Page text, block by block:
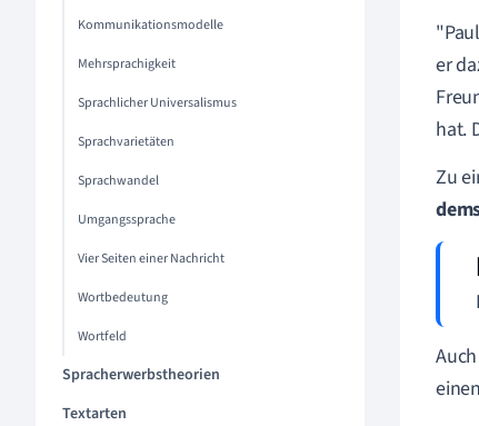
Kommunikationsmodelle
Mehrsprachigkeit
Sprachlicher Universalismus
Sprachvarietäten
Sprachwandel
Umgangssprache
Vier Seiten einer Nachricht
Wortbedeutung
Wortfeld
Spracherwerbstheorien
Textarten
er
hat.
Zu